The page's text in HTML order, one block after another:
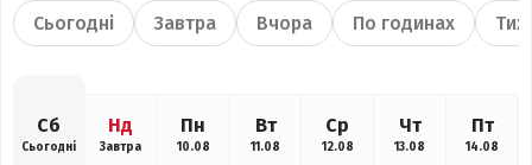
Сьогодні Завтра Вчора По годинах
Сб
Сьогодні
Нд
Завтра
Пн
10.08
Вт
11.08
Ср
12.08
Чт
13.08
Пт
14.08